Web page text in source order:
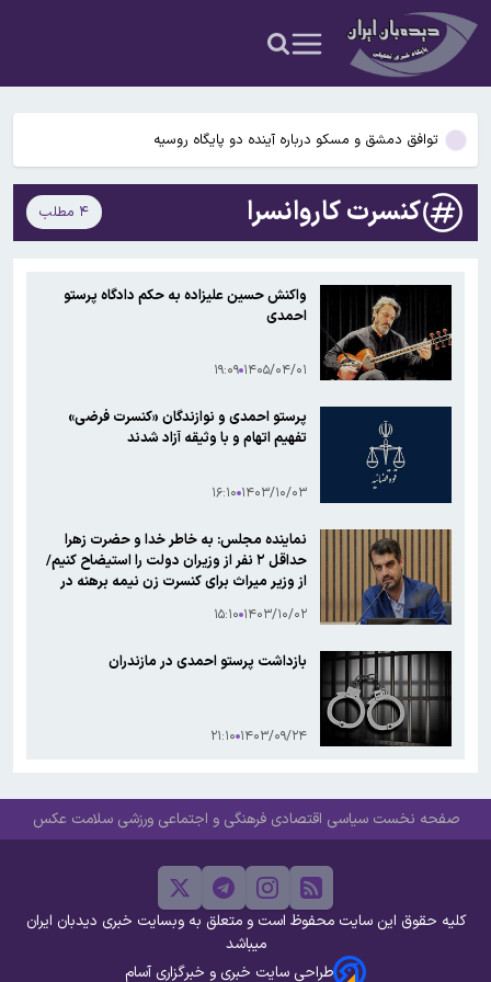
اسد» در جشن تولد موسکو؛ ویدیوی نماینده پیشین سوریه در سازمان
ملل سوری‌ها را خشمگین کرد
۵۶ سال قبل در چنین روزی؛ کفش ملی ایران به شوروی صادر شد
سومین لیگ برتر بدون سرمربی خارجی
توافق دمشق و مسکو درباره آینده دو پایگاه روسیه
اعترافات دختر بلاگری که حمیدرضا رجب‌زاده را به قتل رسانده/ او مرتب به
من تذکر حجاب می‌داد/دوست پسرم گفت بابت قتل بسیجی‌ها پول
می‌دهند
ظهور مجدد بشار الجعفری + عکس / حضور جنجالی «دیپلمات سابق
ملل سوری‌ها را خشمگین کرد
۵۶ سال قبل در چنین روزی؛ کفش ملی ایران به شوروی صادر شد
سومین لیگ برتر بدون سرمربی خارجی
کنسرت کاروانسرا ۴ مطلب
واکنش حسین علیزاده به حکم دادگاه پرستو
احمدی
۱۴۰۵/۰۴/۰۱ ۱۹:۰۹
پرستو احمدی و نوازندگان «کنسرت فرضی»
تفهیم اتهام و با وثیقه آزاد شدند
۱۴۰۳/۱۰/۰۳ ۱۶:۱۰
نماینده مجلس: به خاطر خدا و حضرت زهرا
حداقل ۲ نفر از وزیران دولت را استیضاح کنیم/
از وزیر میراث برای کنسرت زن نیمه برهنه در
جای شهدا خالی + فیلم
۱۴۰۳/۱۰/۰۲ ۱۵:۱۰
بازداشت پرستو احمدی در مازندران
۱۴۰۳/۰۹/۲۴ ۲۱:۱۰
صفحه نخست سیاسی اقتصادی فرهنگی و اجتماعی ورزشی سلامت عکس
کلیه حقوق این سایت محفوظ است و متعلق به وبسایت خبری دیدبان ایران
میباشد
طراحی سایت خبری و خبرگزاری آسام